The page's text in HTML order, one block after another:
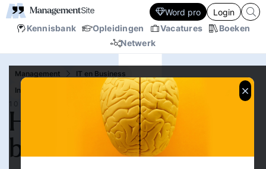
Kennisbank Opleidingen Vacatures
Boeken
Netwerk
Word pro Login
Management
IT en Business
Innovatie / transitie
Innovatie
10 SEP.‘15
Hoe digitaliseer je jouw
bedrijf?